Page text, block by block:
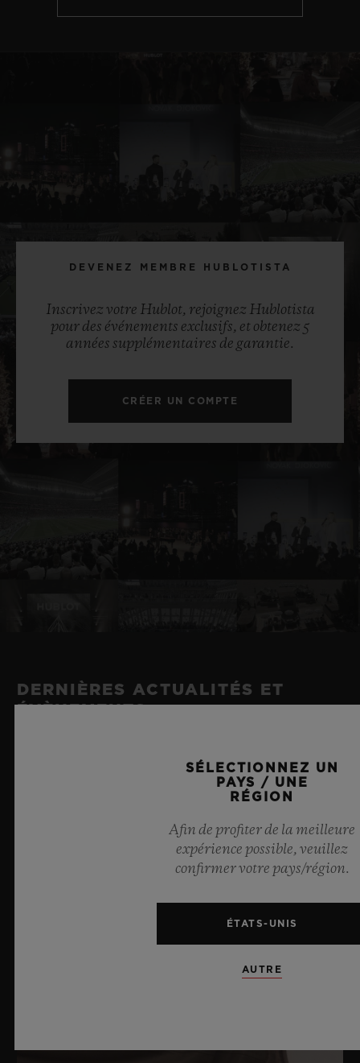
DEVENEZ MEMBRE HUBLOTISTA
Inscrivez votre Hublot, rejoignez Hublotista
pour des événements exclusifs, et obtenez 5
années supplémentaires de garantie.
CRÉER UN COMPTE
DERNIÈRES ACTUALITÉS ET
SÉLECTIONNEZ UN
PAYS / UNE
RÉGION
Afin de profiter de la meilleure
expérience possible, veuillez
confirmer votre pays/région.
ÉTATS-UNIS
AUTRE